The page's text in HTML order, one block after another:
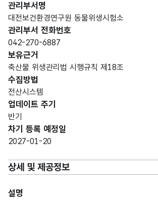
관리부서명
대전보건환경연구원 동물위생시험소
관리부서 전화번호
042-270-6887
보유근거
축산물 위생관리법 시행규칙 제18조
수집방법
전산시스템
업데이트 주기
반기
차기 등록 예정일
2027-01-20
상세 및 제공정보
설명